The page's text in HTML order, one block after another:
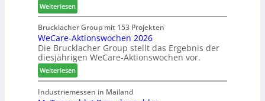
n
e
s
c
h
ä
t
s
c
h
n
u
n
e
n
Weiterlesen:
L
a
m
e
l
o
-
Brucklacher Group mit 153 Projekten
WeCare-Aktionswochen 2026
Die Brucklacher Group stellt das Ergebnis der
diesjährigen WeCare-Aktionswochen vor.
Weiterlesen:
W
e
Industriemessen in Mailand